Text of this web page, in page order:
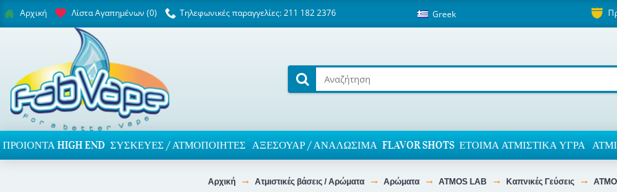
Αρχική Λίστα Αγαπημένων (0) Τηλεφωνικές παραγγελίες: 211 182 2376 Greek
ΠΡΟΙΌΝΤΑ HIGH END ΣΥΣΚΕΥΈΣ / ΑΤΜΟΠΟΙΗΤΈΣ ΑΞΕΣΟΥΆΡ / ΑΝΑΛΏΣΙΜΑ FLAVOR SHOTS ΈΤΟΙΜΑ ΑΤΜΙΣΤΙΚΆ ΥΓΡΆ
Αρχική Ατμιστικές βάσεις / Αρώματα Αρώματα ATMOS LAB Καπνικές Γεύσεις